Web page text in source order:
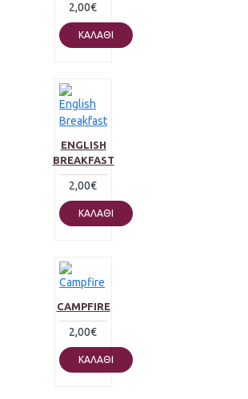
2,00€
ΚΑΛΆΘΙ
ENGLISH
BREAKFAST
2,00€
ΚΑΛΆΘΙ
CAMPFIRE
2,00€
ΚΑΛΆΘΙ